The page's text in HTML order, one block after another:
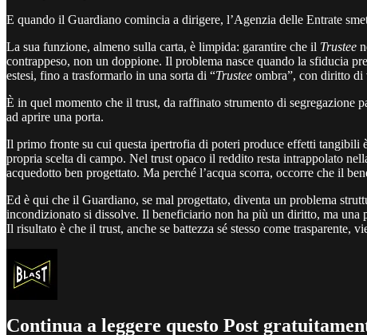
E quando il Guardiano comincia a dirigere, l’Agenzia delle Entrate
La sua funzione, almeno sulla carta, è limpida: garantire che il Trustee
contrappeso, non un doppione. Il problema nasce quando la sfiducia
estesi, fino a trasformarlo in una sorta di “Trustee ombra”, con diritto di
È in quel momento che il trust, da raffinato strumento di segregazione
ad aprire una porta.
Il primo fronte su cui questa ipertrofia di poteri produce effetti tangibili
propria scelta di campo. Nel trust opaco il reddito resta intrappolato
acquedotto ben progettato. Ma perché l’acqua scorra, occorre che il
Ed è qui che il Guardiano, se mal progettato, diventa un problema
incondizionato si dissolve. Il beneficiario non ha più un diritto, ma una
Il risultato è che il trust, anche se battezza sé stesso come trasparente,
Continua a leggere questo Post